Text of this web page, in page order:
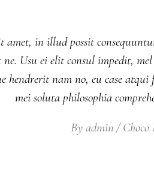
amet, in illud possit
Usu ei elit consul impedit,
hendrerit nam no, eu case
mei soluta philosophia
By admin Choco